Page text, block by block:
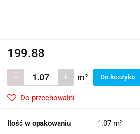
199.88
m² Do koszyka
Do przechowalni
Ilość w opakowaniu 1.07 m²